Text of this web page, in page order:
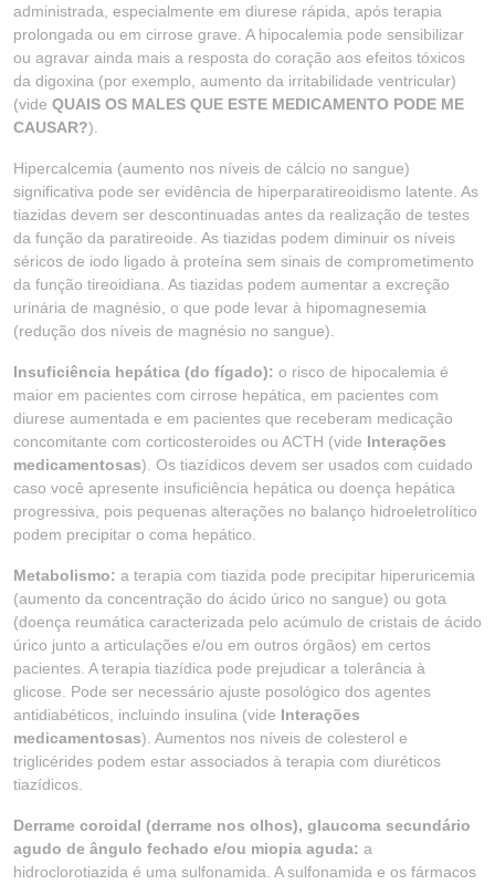
administrada, especialmente em diurese rápida, após terapia
prolongada ou em cirrose grave. A hipocalemia pode sensibilizar
ou agravar ainda mais a resposta do coração aos efeitos tóxicos
da digoxina (por exemplo, aumento da irritabilidade ventricular)
(vide QUAIS OS MALES QUE ESTE MEDICAMENTO PODE ME
CAUSAR?).
Hipercalcemia (aumento nos níveis de cálcio no sangue)
significativa pode ser evidência de hiperparatireoidismo latente. As
tiazidas devem ser descontinuadas antes da realização de testes
da função da paratireoide. As tiazidas podem diminuir os níveis
séricos de iodo ligado à proteína sem sinais de comprometimento
da função tireoidiana. As tiazidas podem aumentar a excreção
urinária de magnésio, o que pode levar à hipomagnesemia
(redução dos níveis de magnésio no sangue).
Insuficiência hepática (do fígado): o risco de hipocalemia é
maior em pacientes com cirrose hepática, em pacientes com
diurese aumentada e em pacientes que receberam medicação
concomitante com corticosteroides ou ACTH (vide Interações
medicamentosas). Os tiazídicos devem ser usados com cuidado
caso você apresente insuficiência hepática ou doença hepática
progressiva, pois pequenas alterações no balanço hidroeletrolítico
podem precipitar o coma hepático.
Metabolismo: a terapia com tiazida pode precipitar hiperuricemia
(aumento da concentração do ácido úrico no sangue) ou gota
(doença reumática caracterizada pelo acúmulo de cristais de ácido
úrico junto a articulações e/ou em outros órgãos) em certos
pacientes. A terapia tiazídica pode prejudicar a tolerância à
glicose. Pode ser necessário ajuste posológico dos agentes
antidiabéticos, incluindo insulina (vide Interações
medicamentosas). Aumentos nos níveis de colesterol e
triglicérides podem estar associados à terapia com diuréticos
tiazídicos.
Derrame coroidal (derrame nos olhos), glaucoma secundário
agudo de ângulo fechado e/ou miopia aguda: a
hidroclorotiazida é uma sulfonamida. A sulfonamida e os fármacos